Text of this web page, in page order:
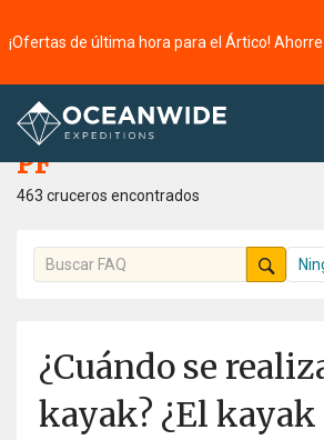
Página principal
PF
463 cruceros encontrados
¿Cuándo se
kayak? ¿El kayak